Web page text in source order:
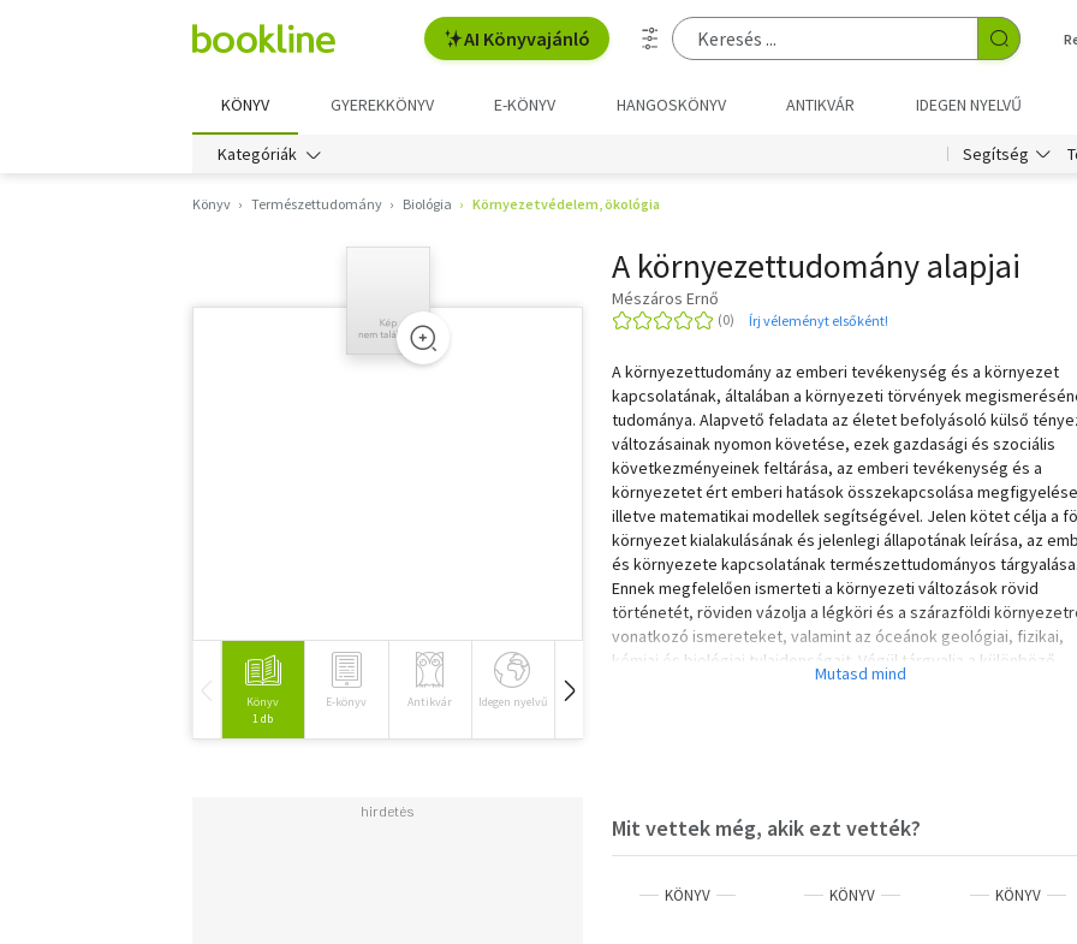
AI Könyvajánló
KÖNYV GYEREKKÖNYV E-KÖNYV HANGOSKÖNYV ANTIKVÁR IDEGEN NYELVŰ
Kategóriák Segítség
Könyv Természettudomány Biológia Környezetvédelem, ökológia
Könyv
1 db
E-könyv Antikvár Idegen nyelvű Hangoskönyv
A környezettudomány alapjai
Mészáros Ernő
Írj véleményt elsőként!
A környezettudomány az emberi tevékenység és a környezet
kapcsolatának, általában a környezeti törvények
tudománya. Alapvető feladata az életet befolyásoló külső
változásainak nyomon követése, ezek gazdasági és szociális
következményeinek feltárása, az emberi tevékenység és a
környezetet ért emberi hatások összekapcsolása
illetve matematikai modellek segítségével. Jelen kötet célja a
környezet kialakulásának és jelenlegi állapotának leírása, az
és környezete kapcsolatának természettudományos tárgyalása.
Ennek megfelelően ismerteti a környezeti változások rövid
történetét, röviden vázolja a légköri és a szárazföldi
vonatkozó ismereteket, valamint az óceánok geológiai, fizikai,
kémiai és biológiai tulajdonságait. Végül tárgyalja a különböző
környezeti tartományok kölcsönhatásait, a legfontosabb földi
Mit vettek még, akik ezt vették?
KÖNYV KÖNYV KÖNYV